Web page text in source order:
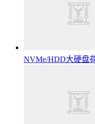
NVMe/HDD大硬盘